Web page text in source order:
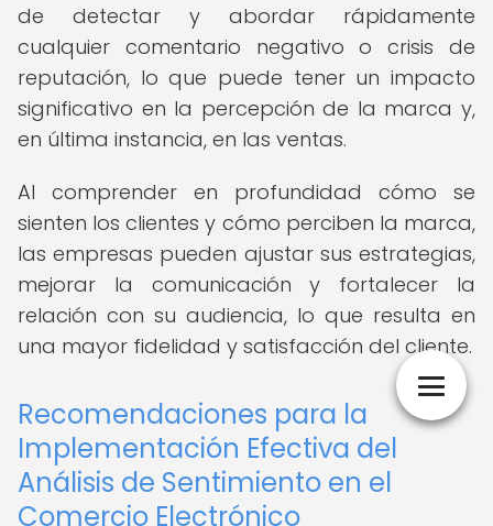
de detectar y abordar rápidamente
cualquier comentario negativo o crisis de
reputación, lo que puede tener un impacto
significativo en la percepción de la marca y,
en última instancia, en las ventas.
Al comprender en profundidad cómo se
sienten los clientes y cómo perciben la marca,
las empresas pueden ajustar sus estrategias,
mejorar la comunicación y fortalecer la
relación con su audiencia, lo que resulta en
una mayor fidelidad y satisfacción del cliente.
Recomendaciones para la
Implementación Efectiva del
Análisis de Sentimiento en el
Comercio Electrónico